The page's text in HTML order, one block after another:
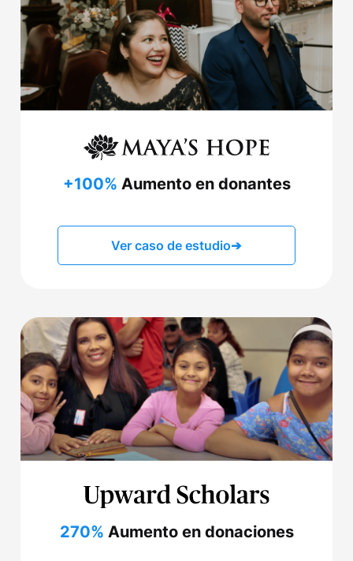
+100% Aumento en donantes
Ver caso de estudio➔
270% Aumento en donaciones